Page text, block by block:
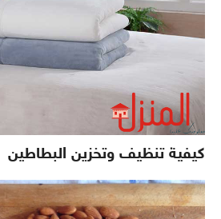
كيفية تنظيف وتخزين البطاطين